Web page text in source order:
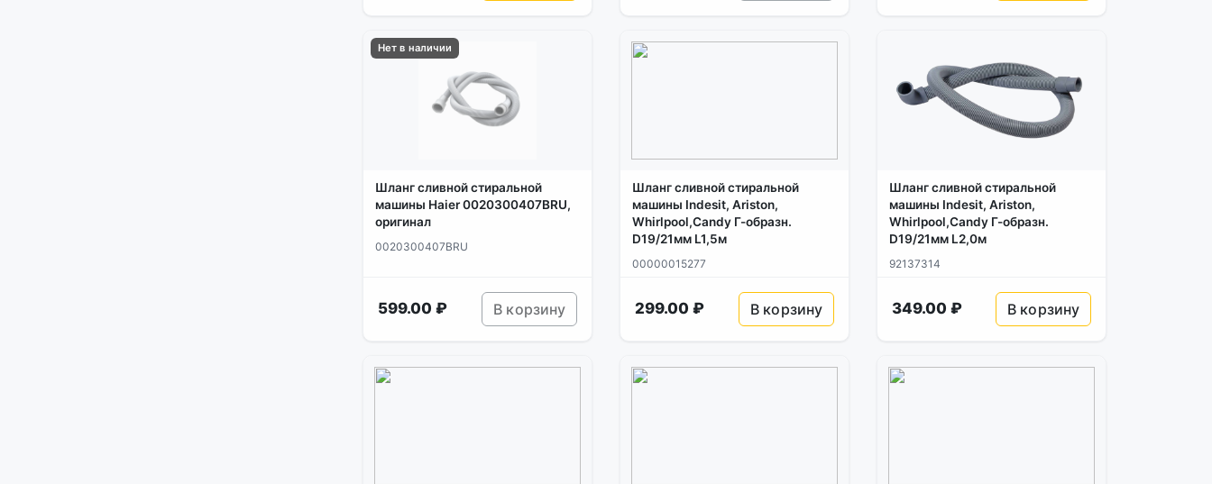
Нет в наличии
Шланг сливной стиральной
машины Haier 0020300407BRU,
оригинал
0020300407BRU
599.00 ₽ В корзину
Шланг сливной стиральной
машины Indesit, Ariston,
Whirlpool,Candy Г-образн.
D19/21мм L1,5м
00000015277
299.00 ₽ В корзину
Шланг сливной стиральной
машины Indesit, Ariston,
Whirlpool,Candy Г-образн.
D19/21мм L2,0м
92137314
349.00 ₽ В корзину